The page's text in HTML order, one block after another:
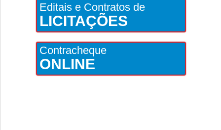
Editais e Contratos de
LICITAÇÕES
Contracheque
ONLINE